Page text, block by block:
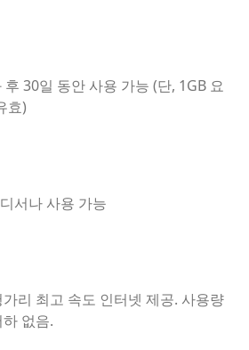
30일 동안 사용 가능 (단, 1GB 요
효)
서나 사용 가능
리 최고 속도 인터넷 제공. 사용량
없음.